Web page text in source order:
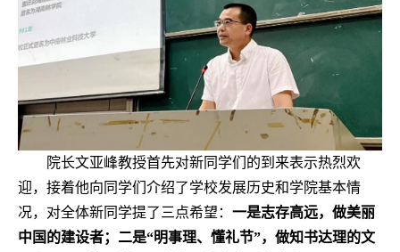
院长文亚峰教授首先对新同学们的到来表示热烈欢
迎，接着他向同学们介绍了学校发展历史和学院基本情
况，对全体新同学提了三点希望： 一是志存高远，做美丽
中国的建设者；二是“明事理、懂礼节”，做知书达理的文